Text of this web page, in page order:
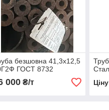
безшовна 41,3х12,5
ГОСТ 8732
000₴/т